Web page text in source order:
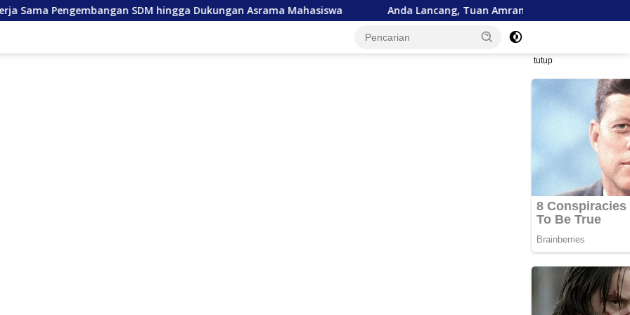
SDM hingga Dukungan Asrama Mahasiswa Anda Lancang, Tuan Amran! Bank Aceh Tegaskan
tutup